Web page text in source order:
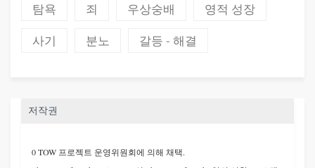
탐욕 죄 우상숭배 영적 성장
사기 분노 갈등 - 해결
저작권
0 TOW 프로젝트 운영위원회에 의해 채택.